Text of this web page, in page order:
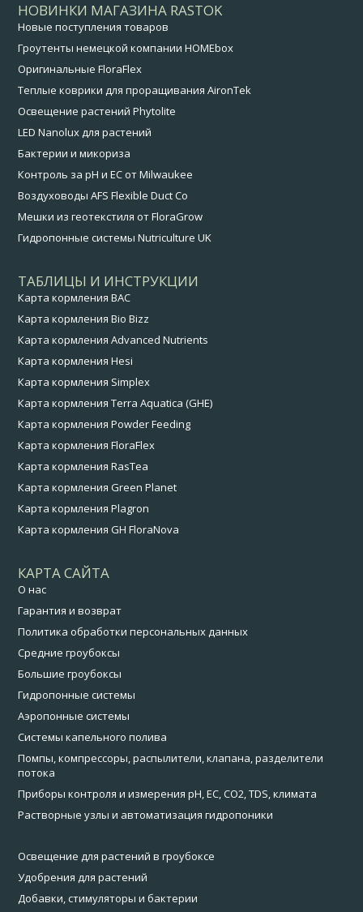
НОВИНКИ МАГАЗИНА RASTOK
Новые поступления товаров
Гроутенты немецкой компании HOMEbox
Оригинальные FloraFlex
Теплые коврики для проращивания AironTek
Освещение растений Phytolite
LED Nanolux для растений
Бактерии и микориза
Контроль за pH и EC от Milwaukee
Воздуховоды AFS Flexible Duct Co
Мешки из геотекстиля от FloraGrow
Гидропонные системы Nutriculture UK
ТАБЛИЦЫ И ИНСТРУКЦИИ
Карта кормления BAC
Карта кормления Bio Bizz
Карта кормления Advanced Nutrients
Карта кормления Hesi
Карта кормления Simplex
Карта кормления Terra Aquatica (GHE)
Карта кормления Powder Feeding
Карта кормления FloraFlex
Карта кормления RasTea
Карта кормления Green Planet
Карта кормления Plagron
Карта кормления GH FloraNova
КАРТА САЙТА
О нас
Гарантия и возврат
Политика обработки персональных данных
Средние гроубоксы
Большие гроубоксы
Гидропонные системы
Аэропонные системы
Системы капельного полива
Помпы, компрессоры, распылители, клапана, разделители
потока
Приборы контроля и измерения pH, EC, CO2, TDS, климата
Растворные узлы и автоматизация гидропоники
Освещение для растений в гроубоксе
Удобрения для растений
Добавки, стимуляторы и бактерии